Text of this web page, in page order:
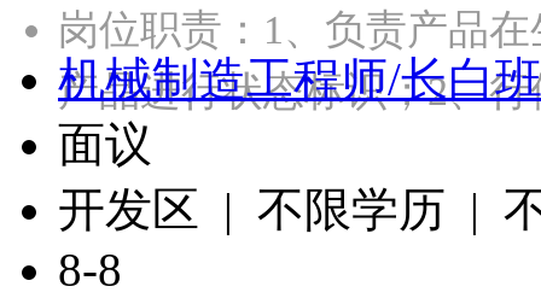
岗位职责：1、负责产品
产品进行状态标识；2、
机械制造工程师/长白班
面议
开发区 | 不限学历 |
8-8